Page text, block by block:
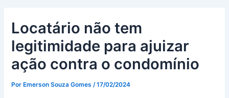
Locatário não tem
legitimidade para ajuizar
ação contra o condomínio
PorEmerson Souza Gomes /17/02/2024